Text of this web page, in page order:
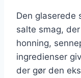
Den glaserede
salte smag,
honning,
ingredienser
der gør den